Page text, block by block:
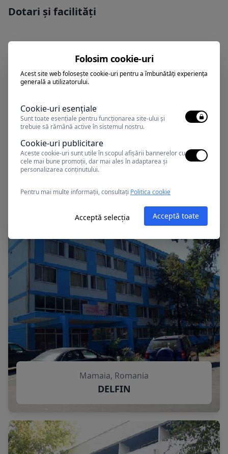
Dotari și facilități
Puteti achita sejurul cu tichete de
vacanta
Alte oferte în Mamaia
Mamaia, Romania
DELFIN
Folosim cookie-uri
Acest site web folosește cookie-uri pentru a îmbunătăți experiența
generală a utilizatorului.
Cookie-uri esențiale
Sunt toate esențiale pentru funcționarea site-ului și
trebuie să rămână active în sistemul nostru.
Cookie-uri publicitare
Aceste cookie-uri sunt utile în scopul afișării bannerelor cu
cele mai bune promoții, dar mai ales în adaptarea și
personalizarea conținutului.
Pentru mai multe informații, consultați Politica cookie
Acceptă selecția Acceptă toate